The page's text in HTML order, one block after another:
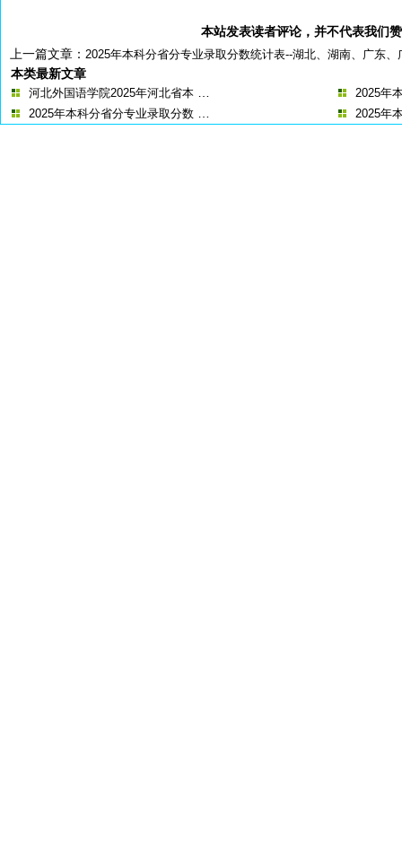
本站发表读者评论，并不代表我们
上一篇文章： 2025年本科分省分专业录取分数统计表--湖北、湖南、广东、
本类最新文章
河北外国语学院2025年河北省本…
2025年
2025年本科分省分专业录取分数… 2025年